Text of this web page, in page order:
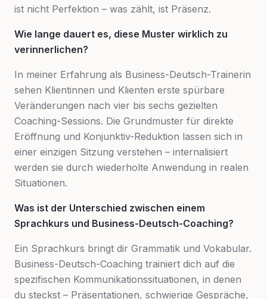
ist nicht Perfektion – was zählt, ist Präsenz.
Wie lange dauert es, diese Muster wirklich zu
verinnerlichen?
In meiner Erfahrung als Business-Deutsch-Trainerin
sehen Klientinnen und Klienten erste spürbare
Veränderungen nach vier bis sechs gezielten
Coaching-Sessions. Die Grundmuster für direkte
Eröffnung und Konjunktiv-Reduktion lassen sich in
einer einzigen Sitzung verstehen – internalisiert
werden sie durch wiederholte Anwendung in realen
Situationen.
Was ist der Unterschied zwischen einem
Sprachkurs und Business-Deutsch-Coaching?
Ein Sprachkurs bringt dir Grammatik und Vokabular.
Business-Deutsch-Coaching trainiert dich auf die
spezifischen Kommunikationssituationen, in denen
du steckst – Präsentationen, schwierige Gespräche,